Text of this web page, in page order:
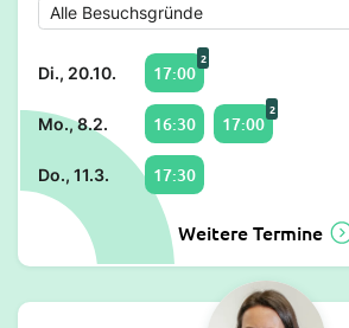
Di., 20.10. 17:00
2
Mo., 8.2. 16:30 17:00
2
Do., 11.3. 17:30
Weitere Termine